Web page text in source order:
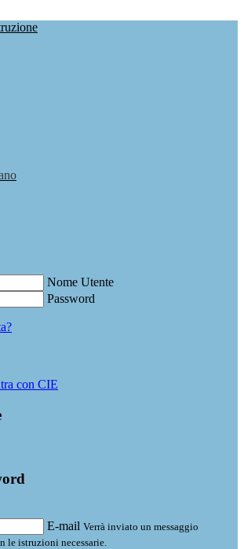
Nome Utente
Password
con CIE
E-mail Verrà inviato un messaggio
le istruzioni necessarie.